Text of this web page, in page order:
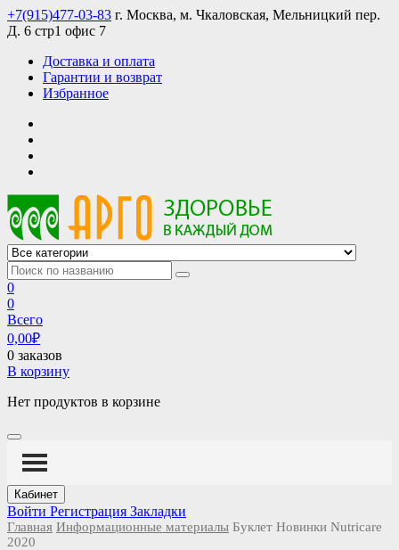
Skip
to
+7(915)477-03-83 г. Москва, м. Чкаловская, Мельницкий пер.
Д. 6 стр1 офис 7
Доставка и оплата
Гарантии и возврат
Избранное
АРГО интернет магазин, доставка в Москве и по всей России
АРГО каталог каталог продукции, официальные цены
0
0
Всего
0,00₽
0 заказов
В корзину
Нет продуктов в корзине
Кабинет
Войти Регистрация Закладки
Главная Информационные материалы Буклет Новинки Nutricare
2020